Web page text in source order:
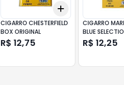
+10 +10
Add
CIGARRO CHESTERFIELD
BOX ORIGINAL
R$ 12,75
CIGARRO
BLUE
R$ 12,25